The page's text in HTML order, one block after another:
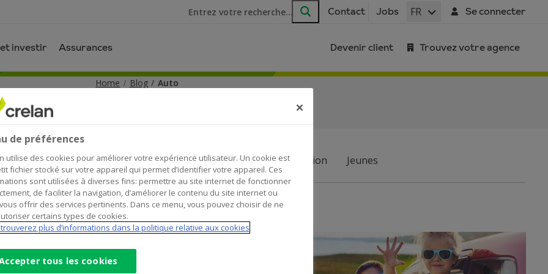
Je cherche
Rechercher
Contact Jobs FR Se connecter
investir Assurances Devenir client Trouvez votre agence
Home Blog Auto
investissements Développement durable Auto Habitation Jeunes
de préférences
utilise des cookies pour améliorer votre expérience utilisateur. Un cookie est
fichier stocké sur votre appareil qui permet d’identifier votre appareil. Ces
sont utilisées à diverses fins: permettre au site internet de fonctionner
de faciliter la navigation, d’améliorer le contenu du site internet ou
offrir des services pertinents. Dans ce menu, vous pouvez choisir de ne
certains types de cookies.
plus d’informations dans la politique relative aux cookies
tous les cookies